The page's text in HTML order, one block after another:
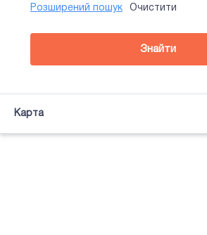
Район
Сторона
Усi
Розширений пошук Очистити
Знайти
Карта